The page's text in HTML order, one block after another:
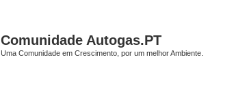
Comunidade Autogas.PT
Uma Comunidade em Crescimento, por um melhor Ambiente.